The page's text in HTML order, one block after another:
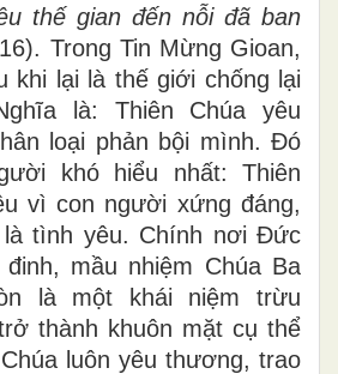
thế gian đến nỗi đã ban
Trong Tin Mừng Gioan,
khi lại là thế giới chống lại
là: Thiên Chúa yêu
loại phản bội mình. Đó
khó hiểu nhất: Thiên
vì con người xứng đáng,
tình yêu. Chính nơi Đức
mầu nhiệm Chúa Ba
là một khái niệm trừu
thành khuôn mặt cụ thể
luôn yêu thương, trao